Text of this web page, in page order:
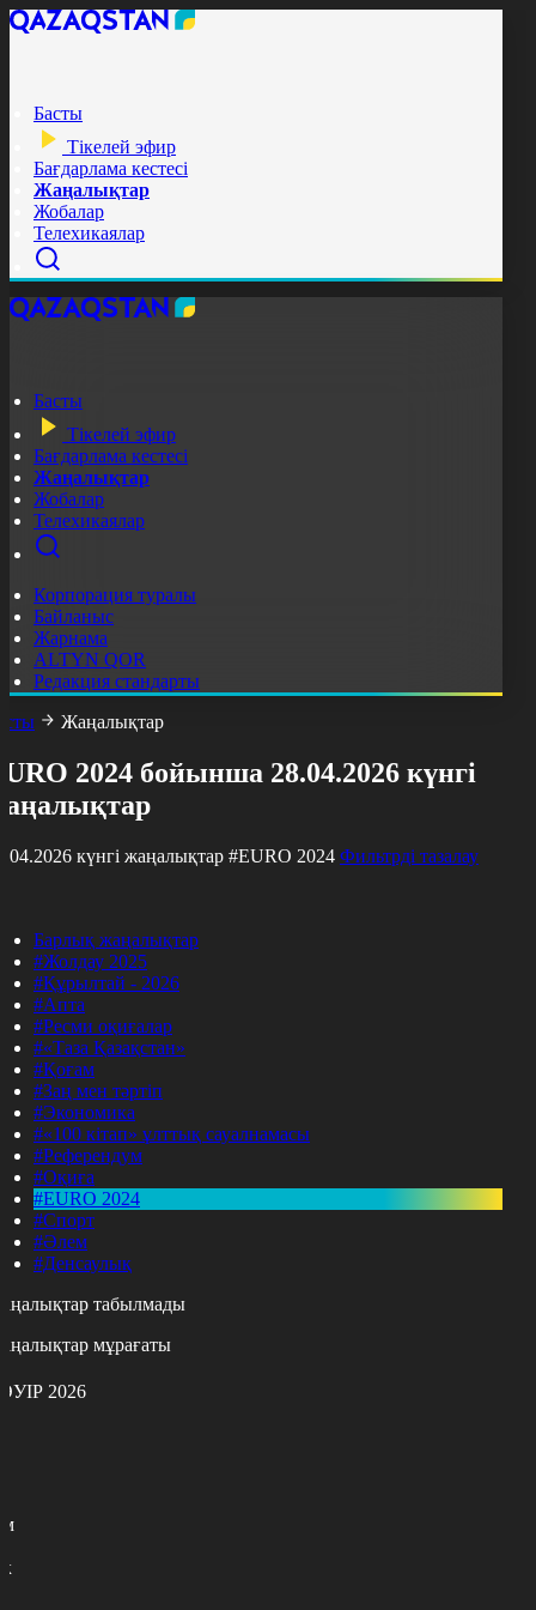
Басты
Тікелей эфир
Бағдарлама кестесі
Жаңалықтар
Жобалар
Телехикаялар
Басты
Тікелей эфир
Бағдарлама кестесі
Жаңалықтар
Жобалар
Телехикаялар
Корпорация туралы
Байланыс
Жарнама
ALTYN QOR
Редакция стандарты
Жаңалықтар
2024 бойынша 28.04.2026 күнгі
күнгі жаңалықтар #EURO 2024 Фильтрді тазалау
Барлық жаңалықтар
#Жолдау 2025
#Құрылтай - 2026
#Апта
#Ресми оқиғалар
#«Таза Қазақстан»
#Қоғам
#Заң мен тәртіп
#Экономика
#«100 кітап» ұлттық сауалнамасы
#Референдум
#Оқиға
#EURO 2024
#Спорт
#Әлем
#Денсаулық
табылмады
мұрағаты
2026